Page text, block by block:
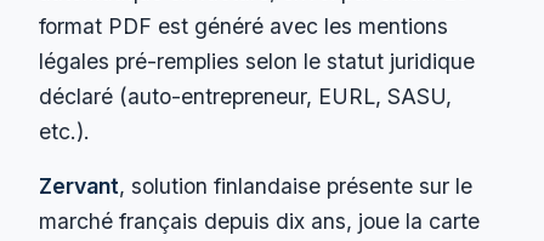
format PDF est généré avec les mentions
légales pré-remplies selon le statut juridique
déclaré (auto-entrepreneur, EURL, SASU,
etc.).
Zervant, solution finlandaise présente sur le
marché français depuis dix ans, joue la carte